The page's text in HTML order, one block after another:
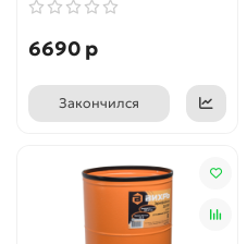
6690 р
Закончился